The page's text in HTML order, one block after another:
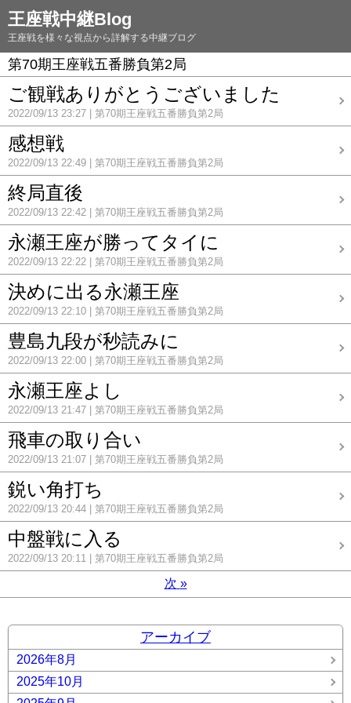
王座戦中継Blog
王座戦を様々な視点から詳解する中継ブログ
第70期王座戦五番勝負第2局
ご観戦ありがとうございました
2022/09/13 23:27 第70期王座戦五番勝負第2局
感想戦
2022/09/13 22:49 第70期王座戦五番勝負第2局
終局直後
2022/09/13 22:42 第70期王座戦五番勝負第2局
永瀬王座が勝ってタイに
2022/09/13 22:22 第70期王座戦五番勝負第2局
決めに出る永瀬王座
2022/09/13 22:10 第70期王座戦五番勝負第2局
豊島九段が秒読みに
2022/09/13 22:00 第70期王座戦五番勝負第2局
永瀬王座よし
2022/09/13 21:47 第70期王座戦五番勝負第2局
飛車の取り合い
2022/09/13 21:07 第70期王座戦五番勝負第2局
鋭い角打ち
2022/09/13 20:44 第70期王座戦五番勝負第2局
中盤戦に入る
2022/09/13 20:11 第70期王座戦五番勝負第2局
次 »
アーカイブ
2026年8月
2025年10月